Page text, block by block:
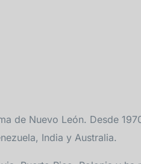
de Nuevo León. Desde
India y Australia.